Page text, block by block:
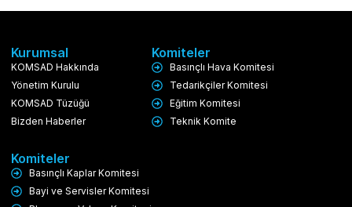
Kurumsal
KOMSAD Hakkında
Yönetim Kurulu
KOMSAD Tüzüğü
Bizden Haberler
Komiteler
Basınçlı Hava Komitesi
Tedarikçiler Komitesi
Eğitim Komitesi
Teknik Komite
Komiteler
Basınçlı Kaplar Komitesi
Bayi ve Servisler Komitesi